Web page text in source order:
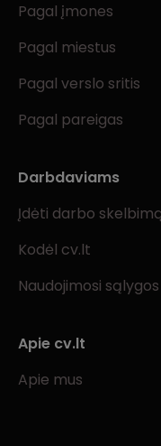
Pagal įmones
Pagal miestus
Pagal verslo sritis
Pagal pareigas
Darbdaviams
Įdėti darbo
Kodėl cv.lt
Naudojimosi sąlygos
Apie cv.lt
Apie mus